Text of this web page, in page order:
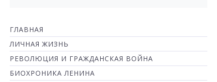
ГЛАВНАЯ
ЛИЧНАЯ ЖИЗНЬ
РЕВОЛЮЦИЯ И ГРАЖДАНСКАЯ ВОЙНА
БИОХРОНИКА ЛЕНИНА